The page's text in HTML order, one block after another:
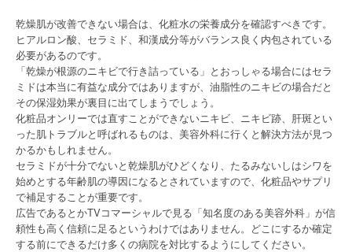
乾燥肌が改善できない場合は、化粧水の栄養成分を確認すべきです。
ヒアルロン酸、セラミド、和漢成分等がバランス良く内包されている
必要があるのです。
「乾燥が根源のニキビで行き詰っている」とおっしゃる場合にはセラ
ミドは本当に有益な成分ではありますが、油脂性のニキビの場合だと
その保湿効果が裏目に出てしまうでしょう。
化粧品オンリーでは直すことができないニキビ、ニキビ跡、肝斑とい
った肌トラブルと呼ばれるものは、美容外科に行くと解決方法が見つ
かるかもしれません。
セラミドが十分でないと乾燥肌がひどくなり、たるみないしはシワを
始めとする年齢肌の導因になるとされていますので、化粧品やサプリ
で補足することが重要です。
広告であるとかTVコマーシャルで見る「知名度のある美容外科」が信
頼性も高く信頼に足るというわけではありません。どこにするか確定
する前にできるだけ多くの病院を対比するようにしてください。